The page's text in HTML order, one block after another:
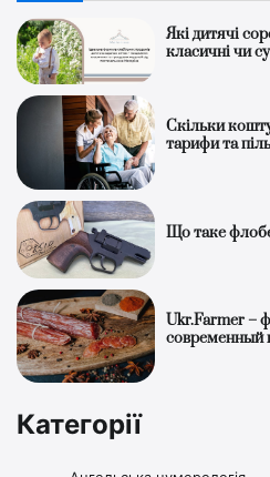
Які дитячі
класичні чи
Скільки
тарифи та
Що таке
Ukr.Farmer –
современный
Категорії